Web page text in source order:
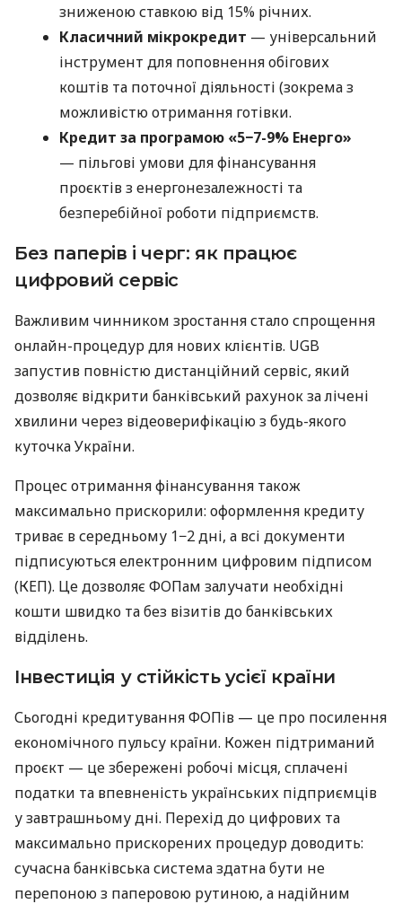
зниженою ставкою від 15% річних.
Класичний мікрокредит — універсальний
інструмент для поповнення обігових
коштів та поточної діяльності (зокрема з
можливістю отримання готівки.
Кредит за програмою «5−7-9% Енерго»
— пільгові умови для фінансування
проєктів з енергонезалежності та
безперебійної роботи підприємств.
Без паперів і черг: як працює
цифровий сервіс
Важливим чинником зростання стало спрощення
онлайн-процедур для нових клієнтів. UGB
запустив повністю дистанційний сервіс, який
дозволяє відкрити банківський рахунок за лічені
хвилини через відеоверифікацію з будь-якого
куточка України.
Процес отримання фінансування також
максимально прискорили: оформлення кредиту
триває в середньому 1−2 дні, а всі документи
підписуються електронним цифровим підписом
(КЕП). Це дозволяє ФОПам залучати необхідні
кошти швидко та без візитів до банківських
відділень.
Інвестиція у стійкість усієї країни
Сьогодні кредитування ФОПів — це про посилення
економічного пульсу країни. Кожен підтриманий
проєкт — це збережені робочі місця, сплачені
податки та впевненість українських підприємців
у завтрашньому дні. Перехід до цифрових та
максимально прискорених процедур доводить:
сучасна банківська система здатна бути не
перепоною з паперовою рутиною, а надійним